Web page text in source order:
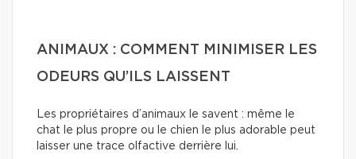
ANIMAUX : COMMENT MINIMISER LES
ODEURS QU’ILS LAISSENT
Les propriétaires d’animaux le savent : même le
chat le plus propre ou le chien le plus adorable peut
laisser une trace olfactive derrière lui.